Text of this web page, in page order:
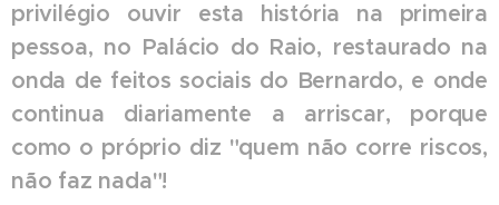
privilégio ouvir esta história na primeira
pessoa, no Palácio do Raio, restaurado na
onda de feitos sociais do Bernardo, e onde
continua diariamente a arriscar, porque
como o próprio diz "quem não corre riscos,
não faz nada"!